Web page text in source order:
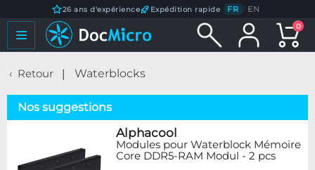
26 ans d'expérience Expédition rapide FR / EN
0
Retour Waterblocks
Nos suggestions
Alphacool
Modules pour Waterblock Mémoire
Core DDR5-RAM Modul - 2 pcs